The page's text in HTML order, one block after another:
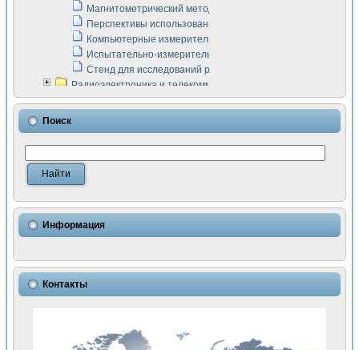
Магнитометрический метод в дефектоскопии сварных
Перспективы использования машинного зрения в
Компьютерные измерительные системы для
Испытательно-измерительный комплекс аппаратуры для
Стенд для исследований рабочих процессов ДВС в
Радиоэлектроника и телекоммуникации
LabVIEW в расчетах радиолиний систем передачи данных
Аппаратно-программный комплекс для исследования
Виртуальный лабораторный стенд для исследования
Измерение шумовых параметров операционных
Измерительный преобразователь на основе цифровой
Использование NI LabVIEW для математического
Исследовние возможности создания измерителя ВАХ
Математическое моделирование генератора сигналов -
Применение осциллографического модуля с высоким
Симуляция отклика импульсного радиолокационного
Автоматизация формирования уравнений состояния для
Разработка автоматизированного стенда для измерения
Применение среды LabVIEW для построения картины
Поиск
Информация
Контакты